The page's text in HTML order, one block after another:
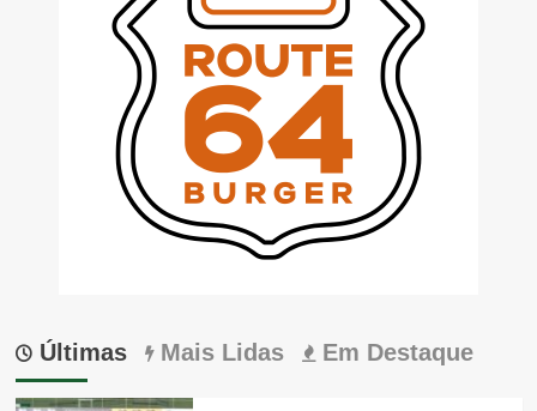
Últimas Mais Lidas Em Destaque